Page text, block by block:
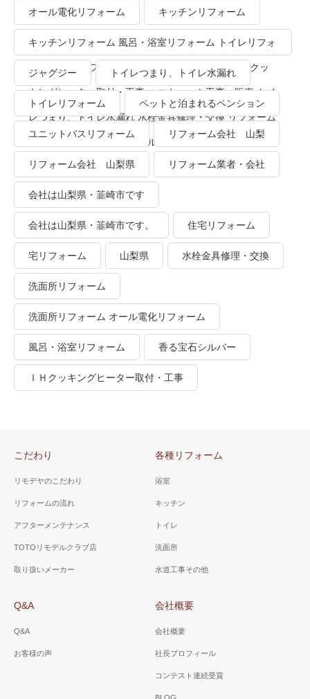
り、トイレ水漏れ
オール電化リフォーム キッチンリフォーム
キッチンリフォーム 風呂・浴室リフォーム トイレリフォ
ーム 洗面所リフォーム オール電化リフォーム ＩＨクッ
キングヒーター取付・工事 エコキュート工事・販売 トイ
レつまり、トイレ水漏れ 水栓金具修理・交換 リフォーム
業者・会社 ＴＯＴＯリモデルクラブ
ジャグジー トイレつまり、トイレ水漏れ
トイレリフォーム ペットと泊まれるペンション
ユニットバスリフォーム リフォーム会社 山梨
リフォーム会社 山梨県 リフォーム業者・会社
会社は山梨県・韮崎市です
会社は山梨県・韮崎市です。 住宅リフォーム
宅リフォーム 山梨県 水栓金具修理・交換
洗面所リフォーム
洗面所リフォーム オール電化リフォーム
風呂・浴室リフォーム 香る宝石シルバー
ＩＨクッキングヒーター取付・工事
こだわり
リモデヤのこだわり
リフォームの流れ
アフターメンテナンス
TOTOリモデルクラブ店
取り扱いメーカー
各種リフォーム
浴室
キッチン
トイレ
洗面所
水道工事その他
Q&A
Q&A
お客様の声
会社概要
会社概要
社長プロフィール
コンテスト連続受賞